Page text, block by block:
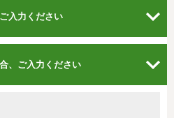
入力ください
、ご入力ください